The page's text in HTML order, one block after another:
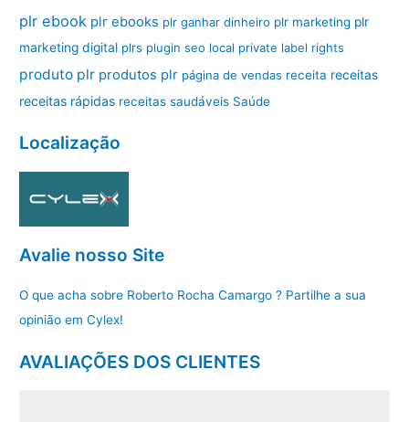
plr ebook plr ebooks plr ganhar dinheiro plr marketing plr
marketing digital plrs plugin seo local private label rights
produto plr produtos plr página de vendas receita receitas
receitas rápidas receitas saudáveis Saúde
Localização
Avalie nosso Site
O que acha sobre Roberto Rocha Camargo ? Partilhe a sua
opinião em Cylex!
AVALIAÇÕES DOS CLIENTES